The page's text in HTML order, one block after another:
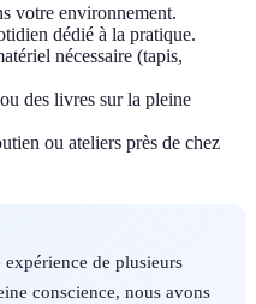
votre environnement.
dédié à la pratique.
nécessaire (tapis,
des livres sur la pleine
ou ateliers près de chez
expérience de plusieurs
conscience, nous avons